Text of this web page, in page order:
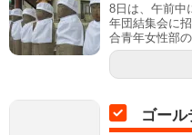
8日は、午前中
年団結集会に
合青年女性部
ゴー